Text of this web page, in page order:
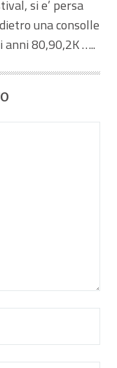
si e’ persa
una consolle
80,90,2K …..